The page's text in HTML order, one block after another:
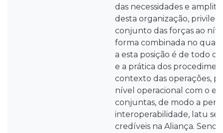
das necessidades e
desta organização,
conjunto das forças ao
forma combinada no
a esta posição é de todo o
e a prática dos
contexto das operações,
nível operacional com o
conjuntas, de modo a
interoperabilidade, latu
credíveis na Aliança.